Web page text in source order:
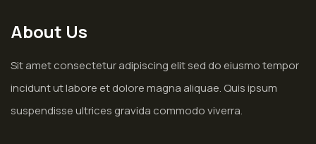
About Us
Sit amet consectetur adipiscing elit sed do eiusmo tempor
incidunt ut labore et dolore magna aliquae. Quis ipsum
suspendisse ultrices gravida commodo viverra.